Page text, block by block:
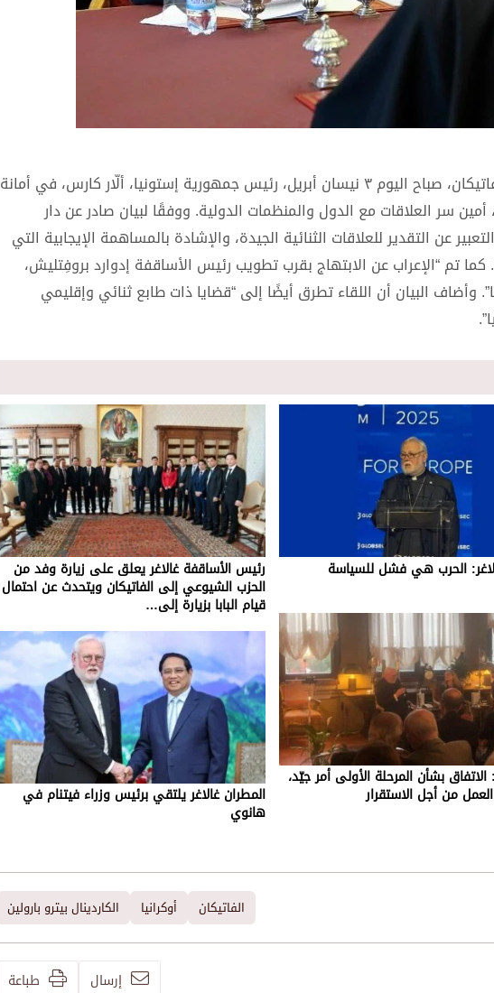
استقبل الكاردينال بيترو بارولين، أمين سر دولة حاضرة الفاتيكان، صباح اليوم ٣ نيسان أبريل، رئيس جمهورية إستونيا، ألّار كارس، في أمانة
سر العلاقات مع الدول والمنظمات الدولية. ووفقًا لبيان صادر عن دار
عن التقدير للعلاقات الثنائية الجيدة، والإشادة بالمساهمة الإيجابية التي
كما تم “الإعراب عن الابتهاج بقرب تطويب رئيس الأساقفة إدوارد بروفِتليش،
البيان أن اللقاء تطرق أيضًا إلى “قضايا ذات طابع ثنائي وإقليمي
الحرب هي فشل للسياسة
الاتفاق بشأن المرحلة الأولى أمر جيّد،
من أجل الاستقرار
رئيس الأساقفة غالاغر يعلق على زيارة وفد من
الحزب الشيوعي إلى الفاتيكان ويتحدث عن احتمال
قيام البابا بزيارة إلى…
المطران غالاغر يلتقي برئيس وزراء فيتنام في
هانوي
الفاتيكان أوكرانيا الكاردينال بيترو بارولين
إرسال طباعة